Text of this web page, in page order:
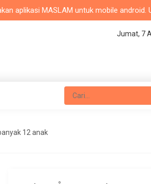
MASLAM untuk mobile android.
Jumat, 7
12 anak